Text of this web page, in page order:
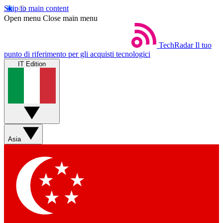
Skip to main content
Open menu Close main menu
TechRadar Il tuo
punto di riferimento per gli acquisti tecnologici
IT Edition
Asia